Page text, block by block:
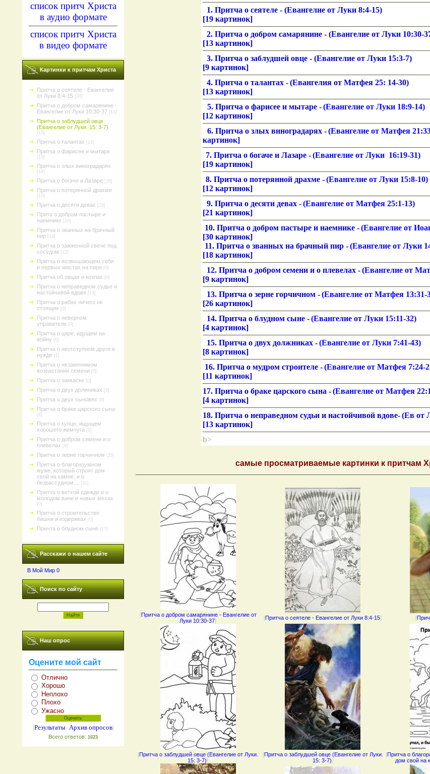
список притч Христа
в аудио формате
список притч Христа
в видео формате
Картинки к притчам Христа
Притча о сеятеле - Евангелие
от Луки 8:4-15
[20]
Притча о добром самарянине -
Евангелие от Луки 10:30-37
[14]
Притча о заблудшей овце
(Евангелие от Луки. 15: 3-7)
[15]
Притча о талантах [14]
Притча о фарисее и мытаре
[15]
Притча о злых виноградарях
[14]
Притча о богаче и Лазаре [28]
Притча о потерянной драхме
[13]
Притча о десяти девах [24]
Прита о добром пастыре и
наемнике
[29]
Притча о званных на брачный
пир
[18]
Притча о зажженной свече под
сосудом
[12]
Притча о возвышающем себя
и первых местах на пире [0]
Притча об овцах и козлах [0]
Притча о неправедном судье и
настойчивой вдове
[13]
Притча о рабах ничего не
стоящих
[0]
Притча о неверном
управителе [0]
Притча о царе, идущем на
войну
[0]
Притча о неотступном друге в
нужде
[1]
Притча о незаменимом
возрастании семени
[0]
Притча о закваске [0]
Притча о двух должниках [8]
Притча о двух сыновях [0]
Притча о браке царского сына
[4]
Притча о купце, ищущем
хорошего жемчуга
[1]
Притча о добром семени и о
плевелах
[9]
Притча о зерне горчичном [26]
Притча о благоразумном
муже, который строит дом
свой на камне, и о
безрассудном,...
[11]
Притча о ветхой одежде и о
молодом вине и новых мехах
[0]
Притча о строительстве
башни и издержках
[0]
Причта о блудном сыне [17]
Расскажи о нашем сайте
В Мой Мир 0
Поиск по сайту
Наш опрос
Оцените мой сайт
Отлично
Хорошо
Неплохо
Плохо
Ужасно
[Результаты· Архив опросов]
Всего ответов: 1023
1. Притча о сеятеле - (Евангелие от Луки 8:4-15)
[19 картинок]
2. Притча о добром самарянине - (Евангелие от Луки 10:30-
[13 картинок]
3. Притча о заблудшей овце - (Евангелие от Луки 15:3-7)
[9 картинок]
4. Притча о талантах - (Евангелия от Матфея 25: 14-30)
[13 картинок]
5. Притча о фарисее и мытаре - (Евангелие от Луки 18:9-14)
[12 картинок]
6. Притча о злых виноградарях - (Евангелие от Матфея 21
картинок]
7. Притча о богаче и Лазаре - (Евангелие от Луки 16:19-31)
[19 картинок]
8. Притча о потерянной драхме - (Евангелие от Луки 15:8-10)
[12 картинок]
9. Притча о десяти девах - (Евангелие от Матфея 25:1-13)
[21 картинок]
10. Притча о добром пастыре и наемнике - (Евангелие от
[30 картинок]
11. Притча о званных на брачный пир - (Евангелие от Луки
[18 картинок]
12. Притча о добром семени и о плевелах - (Евангелие от
[9 картинок]
13. Притча о зерне горчичном - (Евангелие от Матфея 13:31-
[26 картинок]
14. Притча о блудном сыне - (Евангелие от Луки 15:11-32)
[4 картинок]
15. Притча о двух должниках - (Евангелие от Луки 7:41-43)
[8 картинок]
16. Притча о мудром строителе - (Евангелие от Матфея 7:24-
[11 картинок]
17. Притча о браке царского сына - (Евангелие от Матфея 22
[4 картинок]
18. Притча о неправедном судьи и настойчивой вдове- (Ев от
[13 картинок]
b>
самые просматриваемые картинки к притчам
[Притча о добром самарянине - Евангелие от
Луки 10:30-37] [Притча о сеятеле - Евангелие от Луки 8:4-15] [
[Притча о заблудшей овце (Евангелие от Луки.
15: 3-7)]
[Притча о заблудшей овце (Евангелие от Луки.
15: 3-7)]
[Притча о
дом свой на